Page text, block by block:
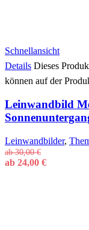
Schnellansicht
Details Dieses
können auf der
Leinwandbild
Leinwandbilder,
ab30,00€
ab 24,00 €